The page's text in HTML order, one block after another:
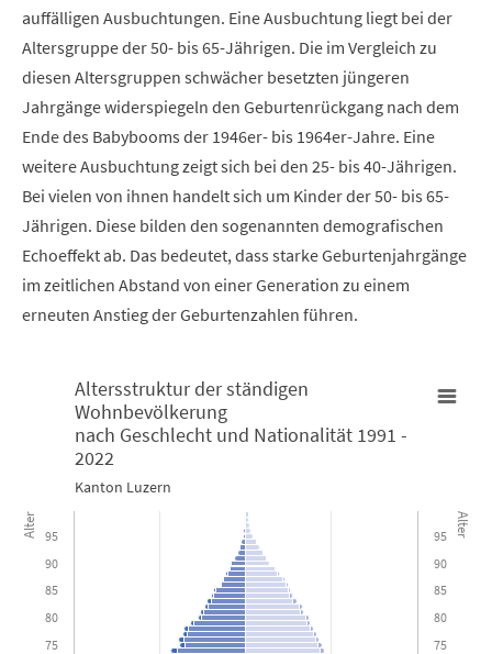
auffälligen Ausbuchtungen. Eine Ausbuchtung liegt bei der
Altersgruppe der 50- bis 65-Jährigen. Die im Vergleich zu
diesen Altersgruppen schwächer besetzten jüngeren
Jahrgänge widerspiegeln den Geburtenrückgang nach dem
Ende des Babybooms der 1946er- bis 1964er-Jahre. Eine
weitere Ausbuchtung zeigt sich bei den 25- bis 40-Jährigen.
Bei vielen von ihnen handelt sich um Kinder der 50- bis 65-
Jährigen. Diese bilden den sogenannten demografischen
Echoeffekt ab. Das bedeutet, dass starke Geburtenjahrgänge
im zeitlichen Abstand von einer Generation zu einem
erneuten Anstieg der Geburtenzahlen führen.
Altersstruktur der ständigen Wohnbevölkerungnach
Bar chart with 4 data series.
Kanton Luzern
Die Alterskategorie 99 umfasst alle Personen, welche 99 Jahre
View as data table, Altersstruktur der ständigen
The chart has 2 X axes displaying Alter, and Alter.
Alter Alter
Altersstruktur der ständigen
Wohnbevölkerung
nach Geschlecht und Nationalität 1991 -
2022
Kanton Luzern
75
80
85
90
95
75
80
85
90
95